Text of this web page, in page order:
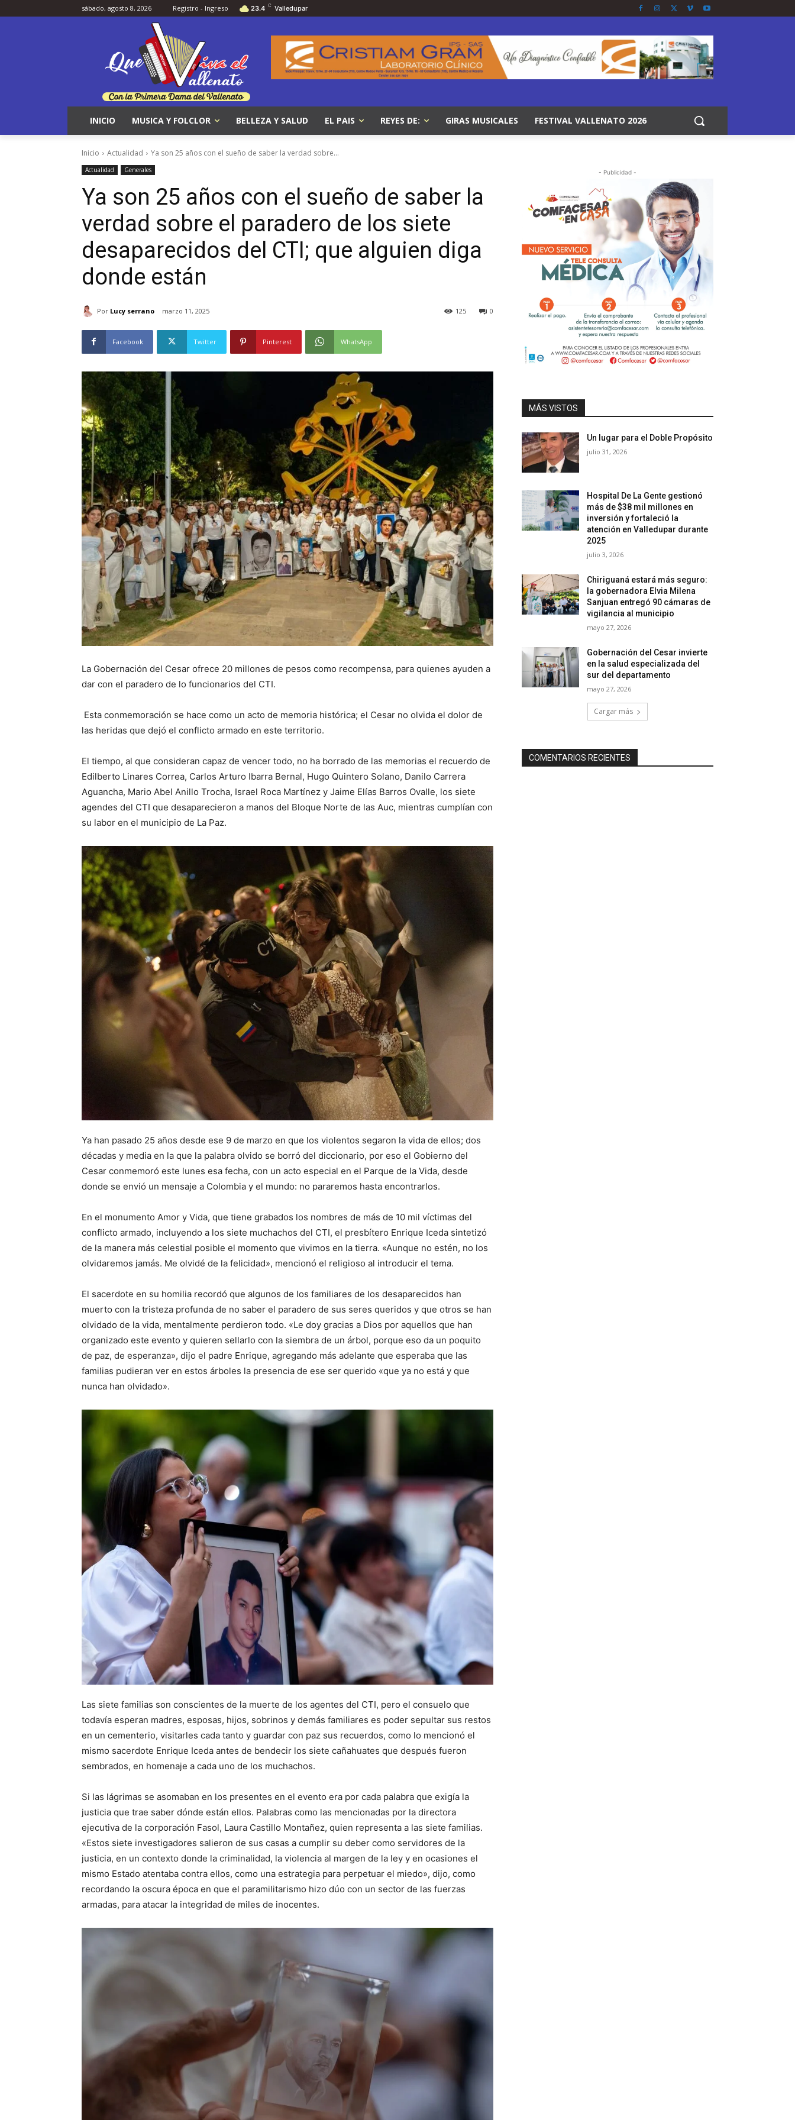
sábado, agosto 8, 2026 Registro - Ingreso 23.4 C Valledupar
INICIO MUSICA Y FOLCLOR BELLEZA Y SALUD EL PAIS REYES DE: GIRAS MUSICALES FESTIVAL VALLENATO 2026
Inicio Actualidad Ya son 25 años con el sueño de saber la verdad sobre...
Actualidad Generales
Ya son 25 años con el sueño de saber la
verdad sobre el paradero de los siete
desaparecidos del CTI; que alguien diga
donde están
Por Lucy serrano marzo 11, 2025 0
125
Facebook Twitter Pinterest WhatsApp
La Gobernación del Cesar ofrece 20 millones de pesos como recompensa, para quienes ayuden a
dar con el paradero de lo funcionarios del CTI.
Esta conmemoración se hace como un acto de memoria histórica; el Cesar no olvida el dolor de
las heridas que dejó el conflicto armado en este territorio.
El tiempo, al que consideran capaz de vencer todo, no ha borrado de las memorias el recuerdo de
Edilberto Linares Correa, Carlos Arturo Ibarra Bernal, Hugo Quintero Solano, Danilo Carrera
Aguancha, Mario Abel Anillo Trocha, Israel Roca Martínez y Jaime Elías Barros Ovalle, los siete
agendes del CTI que desaparecieron a manos del Bloque Norte de las Auc, mientras cumplían con
su labor en el municipio de La Paz.
Ya han pasado 25 años desde ese 9 de marzo en que los violentos segaron la vida de ellos; dos
décadas y media en la que la palabra olvido se borró del diccionario, por eso el Gobierno del
Cesar conmemoró este lunes esa fecha, con un acto especial en el Parque de la Vida, desde
donde se envió un mensaje a Colombia y el mundo: no pararemos hasta encontrarlos.
En el monumento Amor y Vida, que tiene grabados los nombres de más de 10 mil víctimas del
conflicto armado, incluyendo a los siete muchachos del CTI, el presbítero Enrique Iceda sintetizó
de la manera más celestial posible el momento que vivimos en la tierra. «Aunque no estén, no los
olvidaremos jamás. Me olvidé de la felicidad», mencionó el religioso al introducir el tema.
El sacerdote en su homilia recordó que algunos de los familiares de los desaparecidos han
muerto con la tristeza profunda de no saber el paradero de sus seres queridos y que otros se han
olvidado de la vida, mentalmente perdieron todo. «Le doy gracias a Dios por aquellos que han
organizado este evento y quieren sellarlo con la siembra de un árbol, porque eso da un poquito
de paz, de esperanza», dijo el padre Enrique, agregando más adelante que esperaba que las
familias pudieran ver en estos árboles la presencia de ese ser querido «que ya no está y que
nunca han olvidado».
Las siete familias son conscientes de la muerte de los agentes del CTI, pero el consuelo que
todavía esperan madres, esposas, hijos, sobrinos y demás familiares es poder sepultar sus restos
en un cementerio, visitarles cada tanto y guardar con paz sus recuerdos, como lo mencionó el
mismo sacerdote Enrique Iceda antes de bendecir los siete cañahuates que después fueron
sembrados, en homenaje a cada uno de los muchachos.
Si las lágrimas se asomaban en los presentes en el evento era por cada palabra que exigía la
justicia que trae saber dónde están ellos. Palabras como las mencionadas por la directora
ejecutiva de la corporación Fasol, Laura Castillo Montañez, quien representa a las siete familias.
«Estos siete investigadores salieron de sus casas a cumplir su deber como servidores de la
justicia, en un contexto donde la criminalidad, la violencia al margen de la ley y en ocasiones el
mismo Estado atentaba contra ellos, como una estrategia para perpetuar el miedo», dijo, como
recordando la oscura época en que el paramilitarismo hizo dúo con un sector de las fuerzas
armadas, para atacar la integridad de miles de inocentes.
- Publicidad -
MÁS VISTOS
Un lugar para el Doble Propósito
julio 31, 2026
Hospital De La Gente gestionó
más de $38 mil millones en
inversión y fortaleció la
atención en Valledupar durante
2025
julio 3, 2026
Chiriguaná estará más seguro:
la gobernadora Elvia Milena
Sanjuan entregó 90 cámaras de
vigilancia al municipio
mayo 27, 2026
Gobernación del Cesar invierte
en la salud especializada del
sur del departamento
mayo 27, 2026
Cargar más
COMENTARIOS RECIENTES